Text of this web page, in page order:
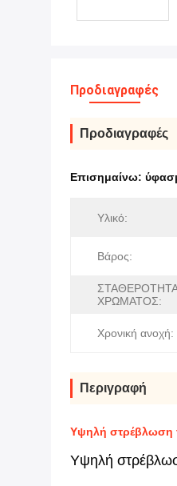
Προδιαγραφές
Προδιαγραφές
Επισημαίνω:
Υλικό:
Βάρος:
ΣΤΑΘΕΡΟΤΗΤΑ
ΧΡΩΜΑΤΟΣ:
Χρονική ανοχή:
Περιγραφή
Υψηλή στρέβλωση
Υψηλή